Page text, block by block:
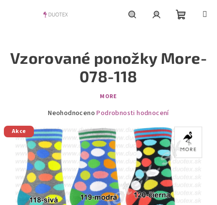
košík
Vzorované ponožky More-
078-118
MORE
Průměrné
produktu
je
0,0
z
5
hvězdiček.
Neohodnoceno Podrobnosti hodnocení
Akce